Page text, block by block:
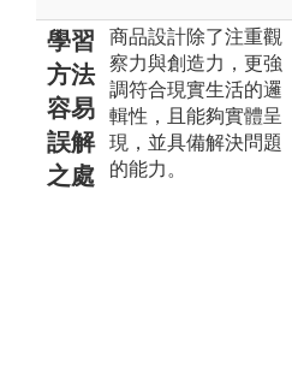
學習
方法
容易
誤解
之處
商品設計除了注重觀
察力與創造力，更強
調符合現實生活的邏
輯性，且能夠實體呈
現，並具備解決問題
的能力。